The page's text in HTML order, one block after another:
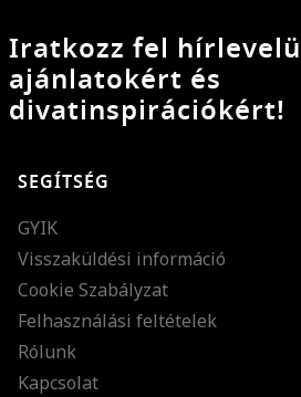
Iratkozz fel
ajánlatokért és
divatinspirációkért!
SEGÍTSÉG
GYIK
Visszaküldési információ
Cookie Szabályzat
Felhasználási feltételek
Rólunk
Kapcsolat